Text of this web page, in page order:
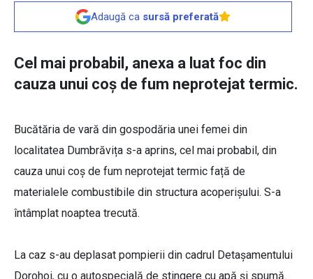
Adaugă ca sursă preferată
Cel mai probabil, anexa a luat foc din
cauza unui coș de fum neprotejat termic.
Bucătăria de vară din gospodăria unei femei din
localitatea Dumbrăvița s-a aprins, cel mai probabil, din
cauza unui coș de fum neprotejat termic față de
materialele combustibile din structura acoperișului. S-a
întâmplat noaptea trecută.
La caz s-au deplasat pompierii din cadrul Detașamentului
Dorohoi, cu o autospecială de stingere cu apă și spumă.